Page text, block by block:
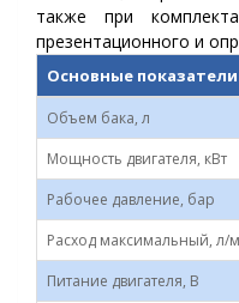
также при
презентационного и
Основные показатели
Объем бака, л
Мощность двигателя, кВт
Рабочее давление, бар
Расход максимальный, л/
Питание двигателя, В